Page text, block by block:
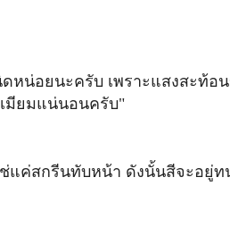
หน่อยนะครับ เพราะแสงสะท้อ
มียมแน่นอนครับ"
แค่สกรีนทับหน้า ดังนั้นสีจะอยู่ท